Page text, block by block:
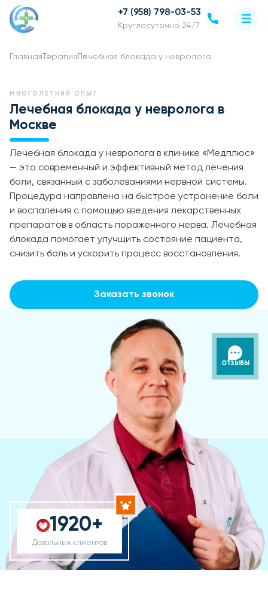
+7 (958) 798-03-53
Круглосуточно 24/7
Главная ТерапияЛечебная блокада у невролога
МНОГОЛЕТНИЙ ОПЫТ
Лечебная блокада у невролога в
Москве
Лечебная блокада у невролога в клинике «Медплюс»
— это современный и эффективный метод лечения
боли, связанный с заболеваниями нервной системы.
Процедура направлена на быстрое устранение боли
и воспаления с помощью введения лекарственных
препаратов в область пораженного нерва. Лечебная
блокада помогает улучшить состояние пациента,
снизить боль и ускорить процесс восстановления.
Заказать звонок
1920+
Довольных клиентов
ОТЗЫВЫ